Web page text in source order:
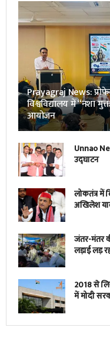
Prayagraj News:
विश्वविद्यालय में “नशा
आयोजन
Unnao
उद्घाटन
लोकतंत्र में
अखिलेश
जंतर-मंतर
लड़ाई लड़
2018 से
में मोदी